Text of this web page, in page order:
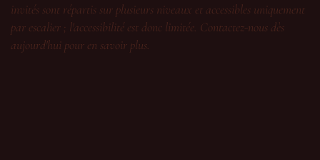
invités sont répartis sur plusieurs niveaux et accessibles uniquement
par escalier ; l'accessibilité est donc limitée. Contactez-nous dès
aujourd'hui pour en savoir plus.